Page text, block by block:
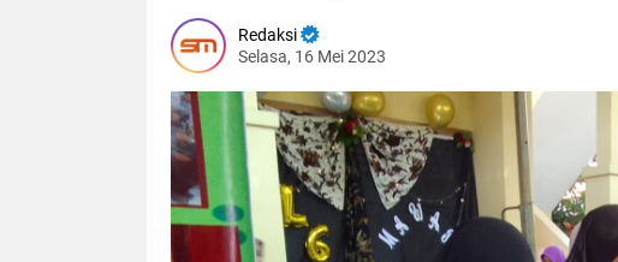
Redaksi
Selasa, 16 Mei 2023